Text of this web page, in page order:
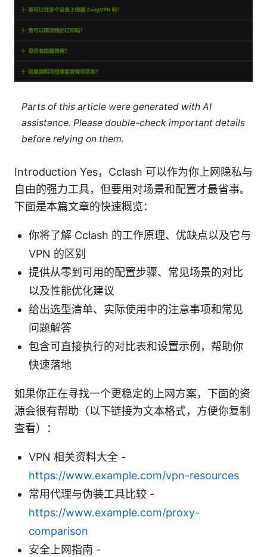
Parts of this article were generated with AI
assistance. Please double-check important details
before relying on them.
Introduction Yes，Cclash 可以作为你上网隐私与
自由的强力工具，但要用对场景和配置才最省事。
下面是本篇文章的快速概览：
你将了解 Cclash 的工作原理、优缺点以及它与
VPN 的区别
提供从零到可用的配置步骤、常见场景的对比
以及性能优化建议
给出选型清单、实际使用中的注意事项和常见
问题解答
包含可直接执行的对比表和设置示例，帮助你
快速落地
如果你正在寻找一个更稳定的上网方案，下面的资
源会很有帮助（以下链接为文本格式，方便你复制
查看）：
VPN 相关资料大全 -
https://www.example.com/vpn-resources
常用代理与伪装工具比较 -
https://www.example.com/proxy-
comparison
安全上网指南 -